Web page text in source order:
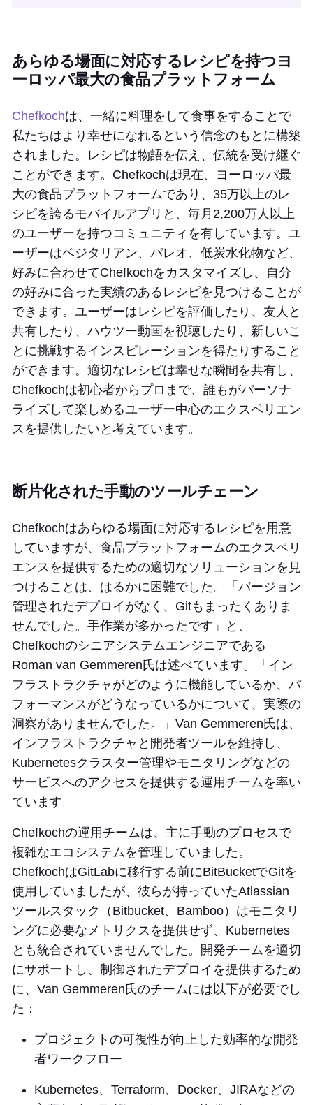
あらゆる場面に対応するレシピを持つヨ
ーロッパ最大の食品プラットフォーム
Chefkochは、一緒に料理をして食事をすることで
私たちはより幸せになれるという信念のもとに構築
されました。レシピは物語を伝え、伝統を受け継ぐ
ことができます。Chefkochは現在、ヨーロッパ最
大の食品プラットフォームであり、35万以上のレ
シピを誇るモバイルアプリと、毎月2,200万人以上
のユーザーを持つコミュニティを有しています。ユ
ーザーはベジタリアン、パレオ、低炭水化物など、
好みに合わせてChefkochをカスタマイズし、自分
の好みに合った実績のあるレシピを見つけることが
できます。ユーザーはレシピを評価したり、友人と
共有したり、ハウツー動画を視聴したり、新しいこ
とに挑戦するインスピレーションを得たりすること
ができます。適切なレシピは幸せな瞬間を共有し、
Chefkochは初心者からプロまで、誰もがパーソナ
ライズして楽しめるユーザー中心のエクスペリエン
スを提供したいと考えています。
断片化された手動のツールチェーン
Chefkochはあらゆる場面に対応するレシピを用意
していますが、食品プラットフォームのエクスペリ
エンスを提供するための適切なソリューションを見
つけることは、はるかに困難でした。「バージョン
管理されたデプロイがなく、Gitもまったくありま
せんでした。手作業が多かったです」と、
Chefkochのシニアシステムエンジニアである
Roman van Gemmeren氏は述べています。「イン
フラストラクチャがどのように機能しているか、パ
フォーマンスがどうなっているかについて、実際の
洞察がありませんでした。」Van Gemmeren氏は、
インフラストラクチャと開発者ツールを維持し、
Kubernetesクラスター管理やモニタリングなどの
サービスへのアクセスを提供する運用チームを率い
ています。
Chefkochの運用チームは、主に手動のプロセスで
複雑なエコシステムを管理していました。
ChefkochはGitLabに移行する前にBitBucketでGitを
使用していましたが、彼らが持っていたAtlassian
ツールスタック（Bitbucket、Bamboo）はモニタリ
ングに必要なメトリクスを提供せず、Kubernetes
とも統合されていませんでした。開発チームを適切
にサポートし、制御されたデプロイを提供するため
に、Van Gemmeren氏のチームには以下が必要でし
た：
プロジェクトの可視性が向上した効率的な開発
者ワークフロー
Kubernetes、Terraform、Docker、JIRAなどの